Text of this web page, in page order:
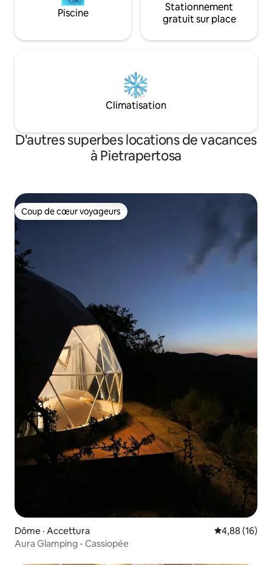
Piscine
Stationnement
gratuit sur place
Climatisation
D'autres superbes locations de vacances
à Pietrapertosa
Coup de cœur voyageurs
Coup de cœur voyageurs
Dôme · Accettura Note
4,88 (16)
Aura Glamping - Cassiopée